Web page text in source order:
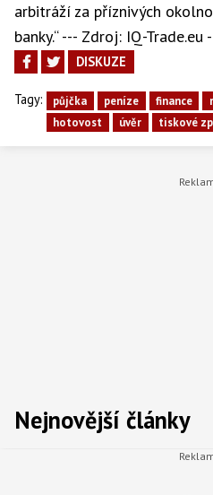
arbitráží za příznivých
banky.“ --- Zdroj: IQ-Trade.eu
DISKUZE
Tagy: půjčka peníze finance
hotovost
úvěr tiskové
Nejnovější články